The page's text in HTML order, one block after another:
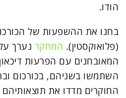
הודו.
בחנו את ההשפעות של
(פלואוקסטין). המחקר
השתמשו בשניהם, בכורכום
החוקרים מדדו את תוצאותיהם